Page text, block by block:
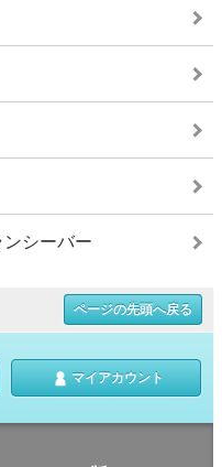
シーバー
ページの先頭へ戻る
マイアカウント